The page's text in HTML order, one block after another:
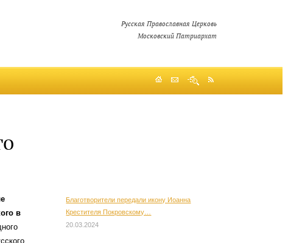
Русская Православная Церковь
Московский Патриархат
в
Благотворители передали икону Иоанна
Крестителя Покровскому…
20.03.2024